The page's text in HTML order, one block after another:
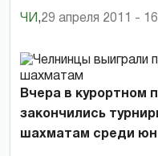
ЧИ ,29 апреля 2011 -
Вчера в курортном
закончились
шахматам среди